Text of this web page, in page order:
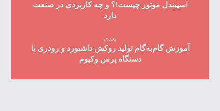
اسپیندل موتور چیست!؟ و چه کاربردی در صنعت
دارد
بعدی
آموزش گام‌به‌گام تولید روکش داشبورد و رودری با
دستگاه پرس وکیوم